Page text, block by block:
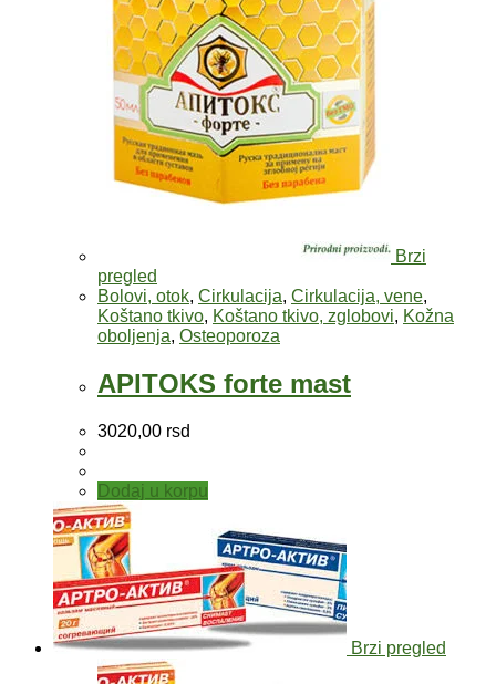
Brzi
pregled
Bolovi, otok, Cirkulacija, Cirkulacija, vene,
Koštano tkivo, Koštano tkivo, zglobovi, Kožna
oboljenja, Osteoporoza
APITOKS forte mast
3020,00 rsd
Dodaj u korpu
Brzi pregled